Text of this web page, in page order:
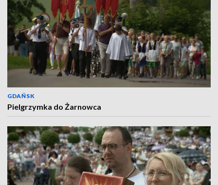
GDAŃSK
Pielgrzymka do Żarnowca